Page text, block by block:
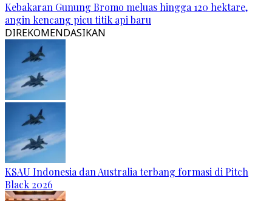
Kebakaran Gunung Bromo meluas hingga 120 hektare,
angin kencang picu titik api baru
DIREKOMENDASIKAN
KSAU Indonesia dan Australia terbang formasi di Pitch
Black 2026